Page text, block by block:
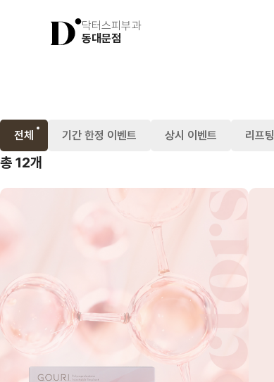
닥터스피부과
동대문점
전체 기간 한정 이벤트 상시 이벤트 리프팅
총 12개